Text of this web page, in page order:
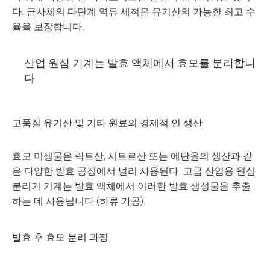
다. 균사체의 다단계 역류 세척은 유기산의 가능한 최고 수
율을 보장합니다.
산업 원심 기계는 발효 액체에서 효모를 분리합니
다
고품질 유기산 및 기타 원료의 경제적 인 생산
효모 미생물은 락트산, 시트르산 또는 에탄올의 생산과 같
은 다양한 발효 공정에서 널리 사용된다. 고급 산업용 원심
분리기 기계는 발효 액체에서 이러한 발효 생성물을 추출
하는 데 사용됩니다 (하류 가공).
발효 후 효모 분리 과정